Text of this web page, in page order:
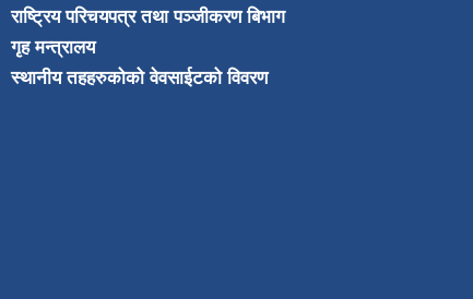
राष्ट्रिय परिचयपत्र तथा पञ्जीकरण बिभाग
गृह मन्त्रालय
स्थानीय तहहरुकोको वेवसाईटको विवरण